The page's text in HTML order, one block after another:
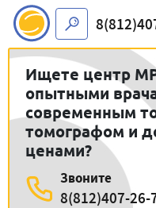
Ищете центр
опытными
современным
томографом и
ценами?
Звоните
8(812)407-26-